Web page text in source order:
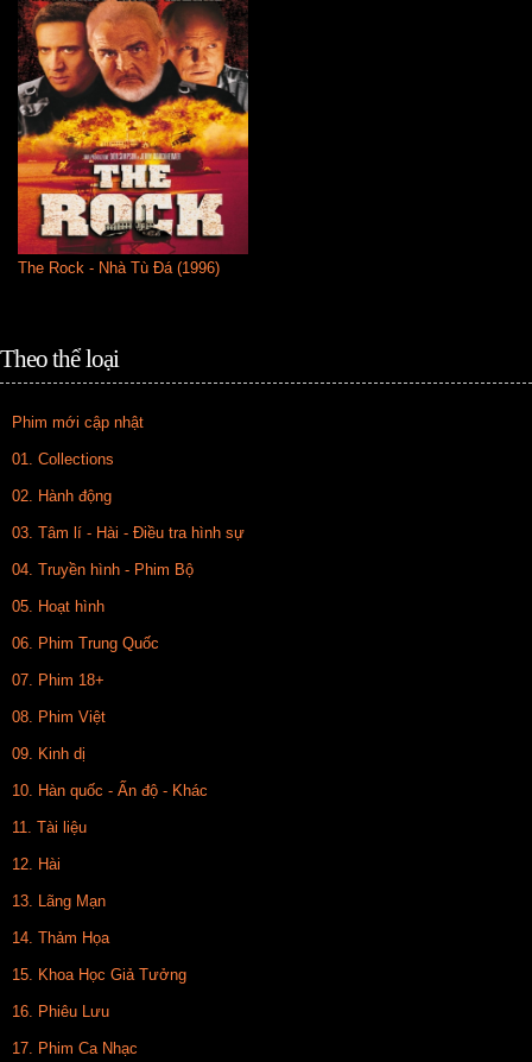
The Rock - Nhà Tù Đá (1996)
Theo thể loại
Phim mới cập nhật
01. Collections
02. Hành động
03. Tâm lí - Hài - Điều tra hình sự
04. Truyền hình - Phim Bộ
05. Hoạt hình
06. Phim Trung Quốc
07. Phim 18+
08. Phim Việt
09. Kinh dị
10. Hàn quốc - Ấn độ - Khác
11. Tài liệu
12. Hài
13. Lãng Mạn
14. Thảm Họa
15. Khoa Học Giả Tưởng
16. Phiêu Lưu
17. Phim Ca Nhạc